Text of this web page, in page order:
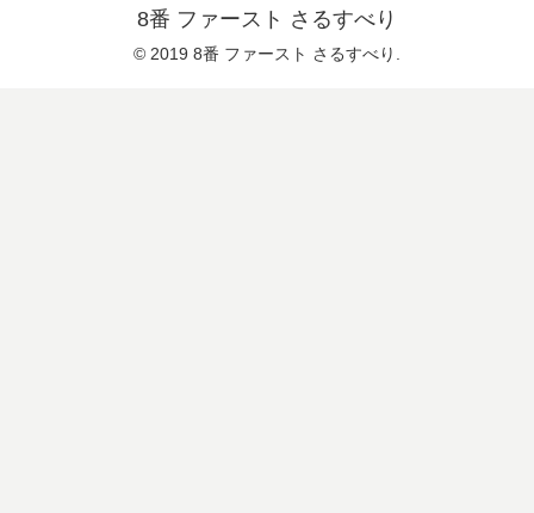
8番 ファースト さるすべり
© 2019 8番 ファースト さるすべり.